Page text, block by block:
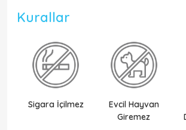
Kurallar
Sigara İçilmez
Evcil Hayvan
Giremez